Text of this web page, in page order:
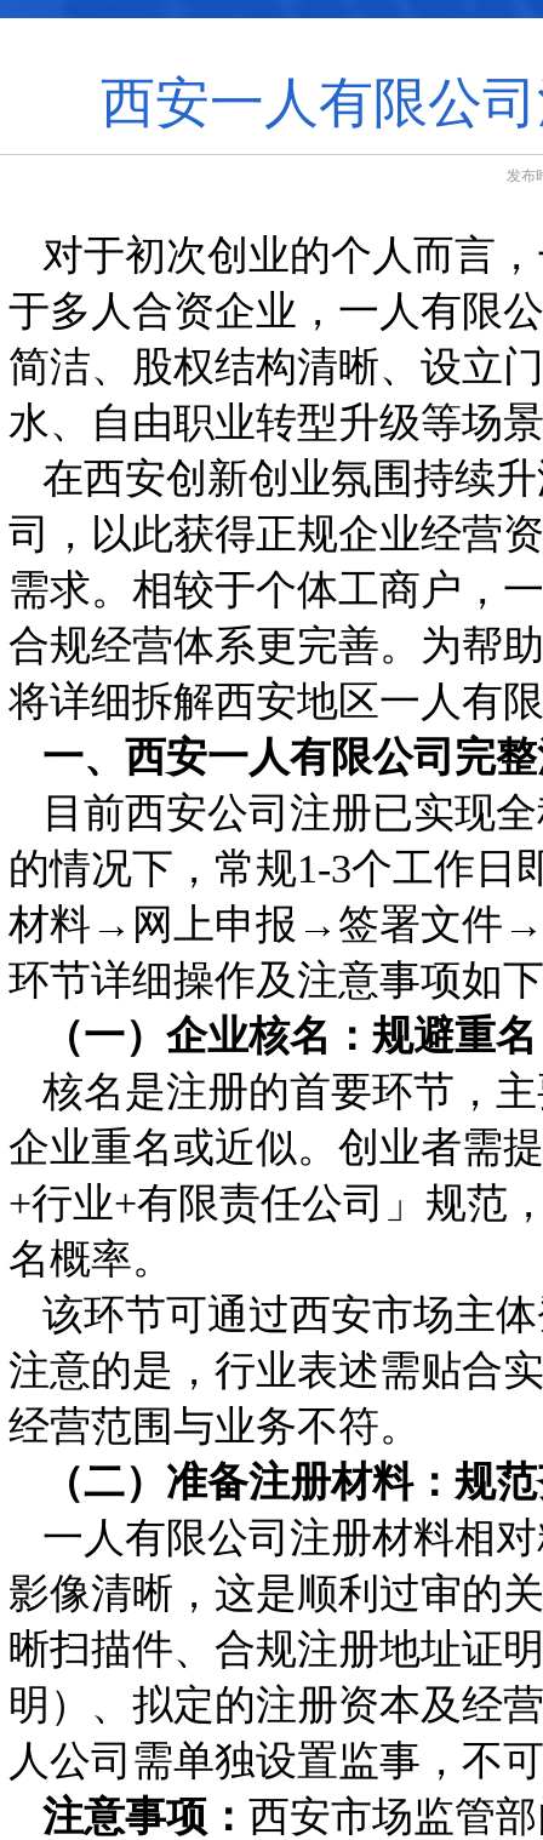
西安一人有限公
发布
对于初次创业的个人而言
于多人合资企业，一人有限
简洁、股权结构清晰、设立
水、自由职业转型升级等场
在西安创新创业氛围持续
司，以此获得正规企业经营
需求。相较于个体工商户，
合规经营体系更完善。为帮
将详细拆解西安地区一人有
一、西安一人有限公司完
目前西安公司注册已实现
的情况下，常规1-3个工作
材料→网上申报→签署文件
环节详细操作及注意事项如
（一）企业核名：规避重
核名是注册的首要环节，
企业重名或近似。创业者需
+行业+有限责任公司」规范
名概率。
该环节可通过西安市场主
注意的是，行业表述需贴合
经营范围与业务不符。
（二）准备注册材料：规
一人有限公司注册材料相
影像清晰，这是顺利过审的
晰扫描件、合规注册地址证
明）、拟定的注册资本及经
人公司需单独设置监事，不
注意事项： 西安市场监管